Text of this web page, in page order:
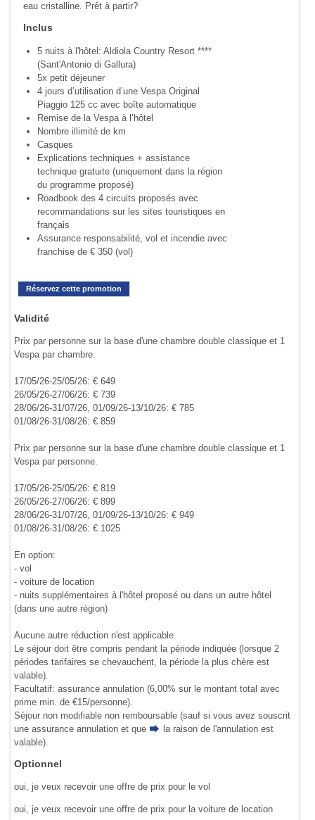
eau cristalline. Prêt à partir?
Inclus
5 nuits à l'hôtel: Aldiola Country Resort ****
(Sant'Antonio di Gallura)
5x petit déjeuner
4 jours d’utilisation d’une Vespa Original
Piaggio 125 cc avec boîte automatique
Remise de la Vespa à l’hôtel
Nombre illimité de km
Casques
Explications techniques + assistance
technique gratuite (uniquement dans la région
du programme proposé)
Roadbook des 4 circuits proposés avec
recommandations sur les sites touristiques en
français
Assurance responsabilité, vol et incendie avec
franchise de € 350 (vol)
Réservez cette promotion
Validité
Prix par personne sur la base d'une chambre double classique et 1
Vespa par chambre.
17/05/26-25/05/26: € 649
26/05/26-27/06/26: € 739
28/06/26-31/07/26, 01/09/26-13/10/26: € 785
01/08/26-31/08/26: € 859
Prix par personne sur la base d'une chambre double classique et 1
Vespa par personne.
17/05/26-25/05/26: € 819
26/05/26-27/06/26: € 899
28/06/26-31/07/26, 01/09/26-13/10/26: € 949
01/08/26-31/08/26: € 1025
En option:
- vol
- voiture de location
- nuits supplémentaires à l'hôtel proposé ou dans un autre hôtel
(dans une autre région)
Aucune autre réduction n'est applicable.
Le séjour doit être compris pendant la période indiquée (lorsque 2
périodes tarifaires se chevauchent, la période la plus chère est
valable).
Facultatif: assurance annulation (6,00% sur le montant total avec
prime min. de €15/personne).
Séjour non modifiable non remboursable (sauf si vous avez souscrit
une assurance annulation et que
la raison de l'annulation est
valable).
Optionnel
oui, je veux recevoir une offre de prix pour le vol
oui, je veux recevoir une offre de prix pour la voiture de location